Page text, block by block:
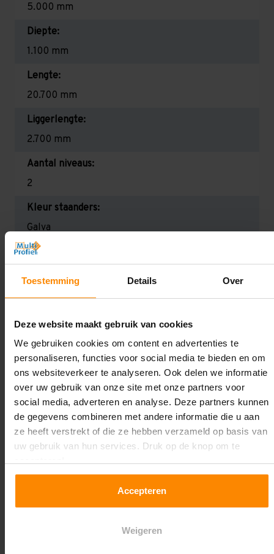
Toestemming Details Over
Deze website maakt gebruik van cookies
We gebruiken cookies om content en advertenties te
personaliseren, functies voor social media te bieden en om
ons websiteverkeer te analyseren. Ook delen we informatie
over uw gebruik van onze site met onze partners voor
social media, adverteren en analyse. Deze partners kunnen
de gegevens combineren met andere informatie die u aan
ze heeft verstrekt of die ze hebben verzameld op basis van
uw gebruik van hun services. Druk op de knop om te
Accepteren
Weigeren
5.000 mm
Diepte:
1.100 mm
Lengte:
20.700 mm
Liggerlengte:
2.700 mm
Aantal niveaus:
2
Kleur staanders:
Galva
Draagkracht per liggerniveau:
Maximale jukbelasting:
Oplossing op maat nodig?
Wij kunnen je helpen!
draagkrachten? Speciale uitvoeringen? Onze
experts werken het graag uit! Maatwerk is onze
specialiteit!